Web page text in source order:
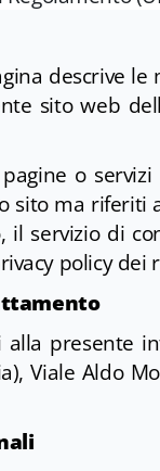
descrive
sito web
o
ma riferiti
il servizio di
policy dei
presente
Viale Aldo